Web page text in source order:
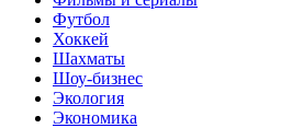
Футбол
Хоккей
Шахматы
Шоу-бизнес
Экология
Экономика